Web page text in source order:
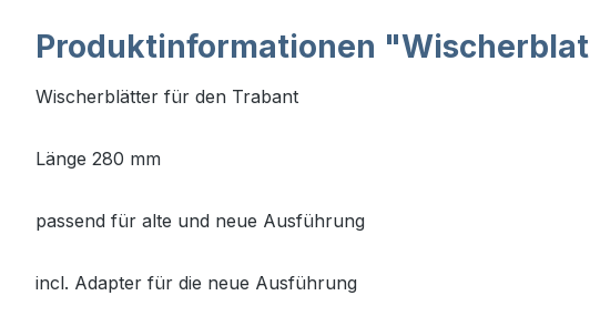
Produktinformationen
Wischerblätter für den Trabant
Länge 280 mm
passend für alte und neue Ausführung
incl. Adapter für die neue Ausführung